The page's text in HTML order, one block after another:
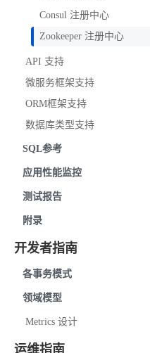
Consul 注册中心
Zookeeper 注册中心
API 支持
微服务框架支持
ORM框架支持
数据库类型支持
SQL参考
应用性能监控
测试报告
附录
开发者指南
各事务模式
领域模型
Metrics 设计
运维指南